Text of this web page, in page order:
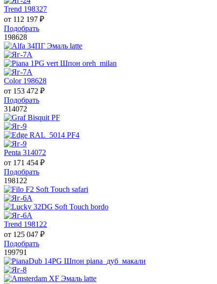
Trend 198327
от 112 197 ₽
Подобрать
198628
Color 198628
от 153 472 ₽
Подобрать
314072
Penta 314072
от 171 454 ₽
Подобрать
198122
Trend 198122
от 125 047 ₽
Подобрать
199791